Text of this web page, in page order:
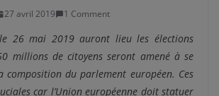
27 avril 2019 1 Comment
26 mai 2019 auront lieu les élections
millions de citoyens seront amené à se
composition du parlement européen. Ces
car l’Union européenne doit statuer